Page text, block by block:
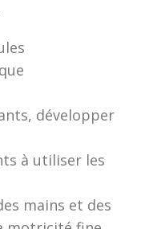
développer
à utiliser les
mains et des